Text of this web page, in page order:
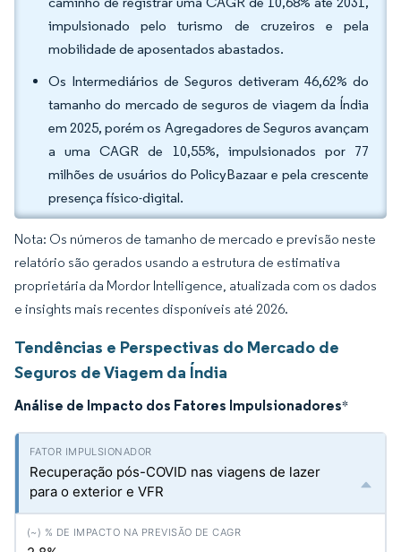
impulsionado pelo turismo de cruzeiros e pela
mobilidade de aposentados abastados.
Os Intermediários de Seguros detiveram 46,62% do
tamanho do mercado de seguros de viagem da Índia
em 2025, porém os Agregadores de Seguros avançam
a uma CAGR de 10,55%, impulsionados por 77
milhões de usuários do PolicyBazaar e pela crescente
presença físico-digital.
Nota: Os números de tamanho de mercado e previsão neste
relatório são gerados usando a estrutura de estimativa
proprietária da Mordor Intelligence, atualizada com os dados
e insights mais recentes disponíveis até 2026.
Tendências e Perspectivas do Mercado de
Seguros de Viagem da Índia
Análise de Impacto dos Fatores Impulsionadores*
Recuperação pós-COVID nas viagens de lazer
para o exterior e VFR